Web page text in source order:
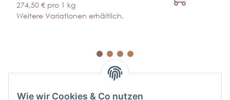
274,50 € pro 1 kg
Weitere Variationen erhältlich.
Wie wir Cookies & Co nutzen